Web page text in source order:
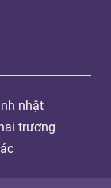
nhật
trương